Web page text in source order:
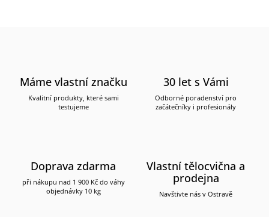
Máme vlastní značku
Kvalitní produkty, které sami
testujeme
30 let s Vámi
Odborné poradenství pro
začátečníky i profesionály
Doprava zdarma
při nákupu nad 1 900 Kč do váhy
objednávky 10 kg
Vlastní tělocvična a
prodejna
Navštivte nás v Ostravě